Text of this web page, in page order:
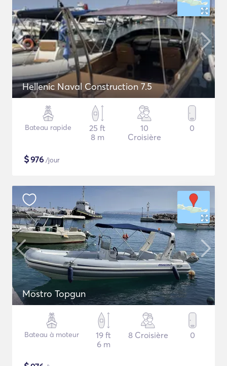
Hellenic Naval Construction 7.5
Bateau rapide
25 ft
8 m
10
Croisière
0
$976 /jour
Mostro Topgun
Bateau à moteur
19 ft
6 m
8 Croisière 0